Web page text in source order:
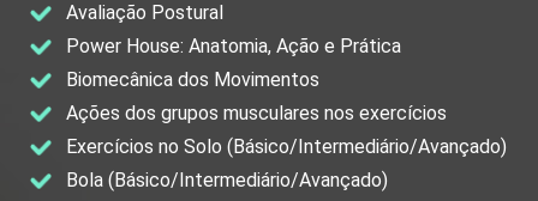
Avaliação Postural
Power House: Anatomia, Ação e Prática
Biomecânica dos Movimentos
Ações dos grupos musculares nos exercícios
Exercícios no Solo (Básico/Intermediário/Avançado)
Bola (Básico/Intermediário/Avançado)